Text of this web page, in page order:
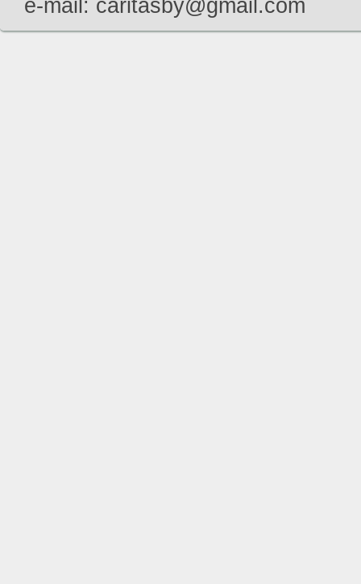
e-mail: caritasby@gmail.com